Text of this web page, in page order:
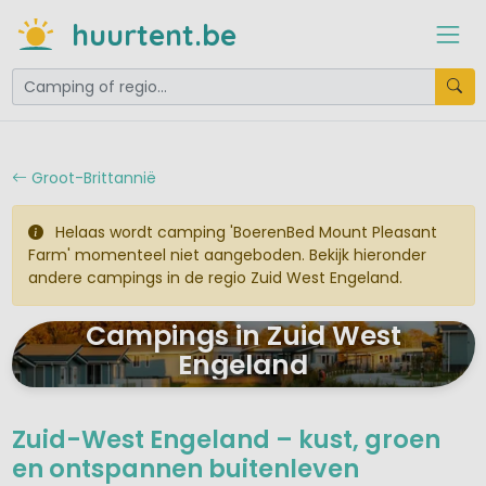
huurtent.be
Groot-Brittannië
Helaas wordt camping 'BoerenBed Mount Pleasant
Farm' momenteel niet aangeboden. Bekijk hieronder
andere campings in de regio Zuid West Engeland.
Campings in Zuid West
Engeland
Zuid-West Engeland – kust, groen
en ontspannen buitenleven